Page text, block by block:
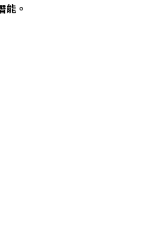
能。